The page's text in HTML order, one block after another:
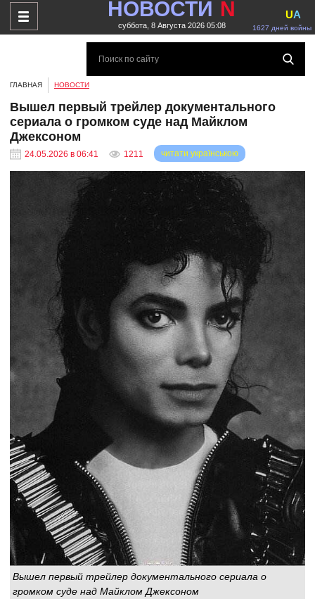
НОВОСТИ N
суббота, 8 Августа 2026 05:08 1627 дней войны
UA
ГЛАВНАЯ НОВОСТИ
Вышел первый трейлер документального
сериала о громком суде над Майклом
Джексоном
24.05.2026 в 06:41 1211 читати українською
Вышел первый трейлер документального сериала о
громком суде над Майклом Джексоном